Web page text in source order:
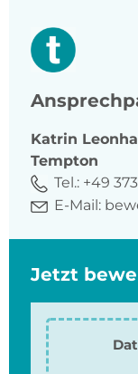
Katrin
Tempton
Tel.: +49
E-Mail:
Jetzt